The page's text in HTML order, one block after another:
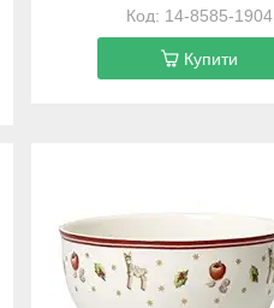
14-8585-1904
Купити